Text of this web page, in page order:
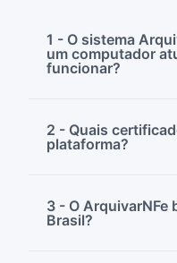
1 - O sistema
um computador
funcionar?
2 - Quais
plataforma?
3 - O ArquivarNFe
Brasil?